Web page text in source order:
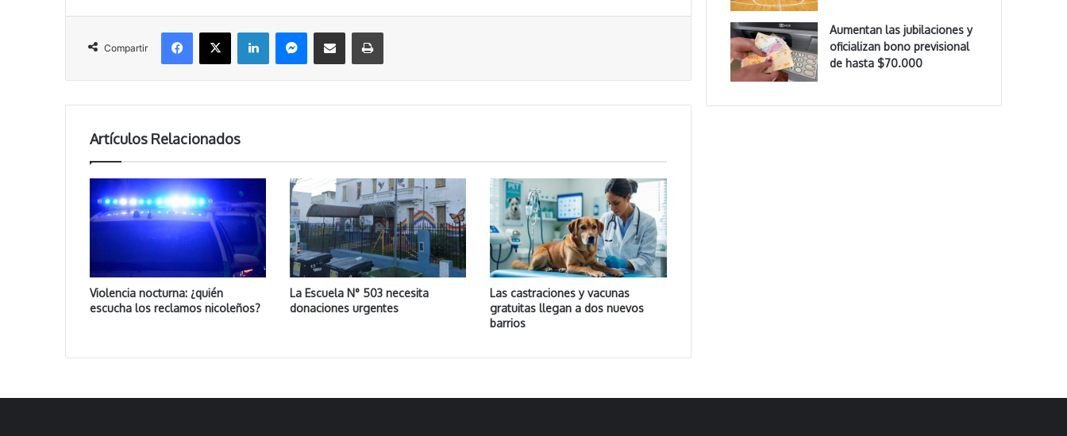
Compartir
X LinkedIn Compartir vía correo electrónico
Artículos Relacionados
Violencia nocturna: ¿quién
escucha los reclamos nicoleños?
La Escuela N° 503 necesita
donaciones urgentes
Las castraciones y vacunas
gratuitas llegan a dos nuevos
barrios
Aumentan las jubilaciones y
oficializan bono previsional
de hasta $70.000